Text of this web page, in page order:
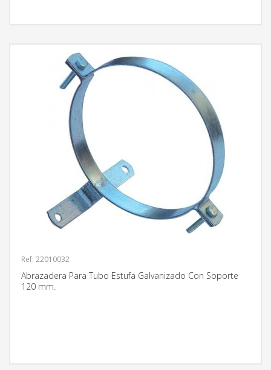
Ref: 22010032
Abrazadera Para Tubo Estufa Galvanizado Con Soporte
120 mm.